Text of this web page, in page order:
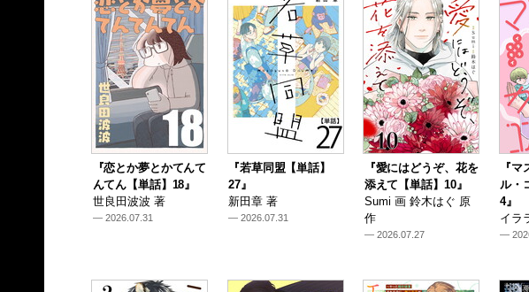
『恋とか夢とかてんて
んてん【単話】18』
世良田波波 著
— 2026.07.31
『若草同盟【単話】
27』
新田章 著
— 2026.07.31
『愛にはどうぞ、花を
添えて【単話】10』
Sumi 画 鈴木はぐ 原
作
— 2026.07.27
『
ル・
4』
イラ
—